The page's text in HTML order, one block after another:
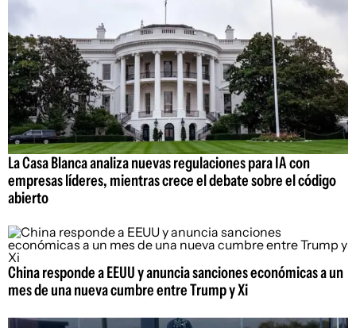
La Casa Blanca analiza nuevas regulaciones para IA con
empresas líderes, mientras crece el debate sobre el código
abierto
China responde a EEUU y anuncia sanciones económicas a un
mes de una nueva cumbre entre Trump y Xi